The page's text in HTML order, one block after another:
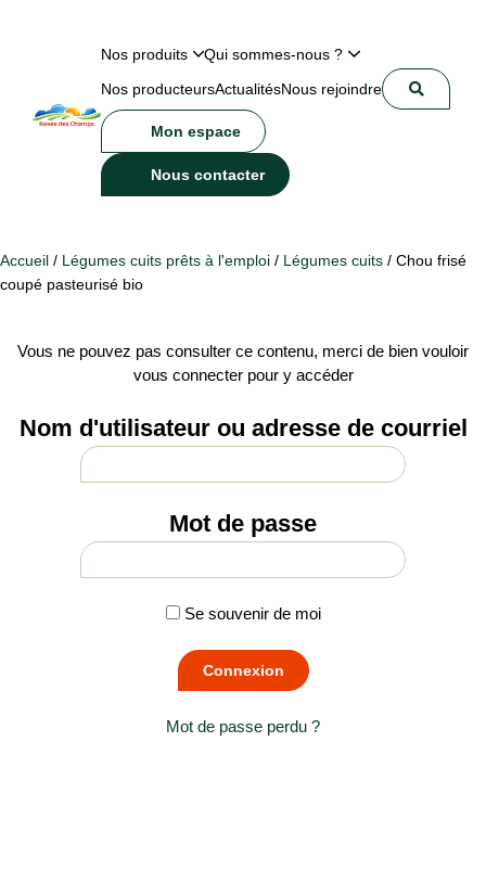
Nos produits
Qui sommes-nous ?
Nos producteursActualitésNous rejoindre
Mon espace
Nous contacter
Accueil / Légumes cuits prêts à l'emploi / Légumes cuits / Chou frisé
coupé pasteurisé bio
Vous ne pouvez pas consulter ce contenu, merci de bien vouloir
vous connecter pour y accéder
Nom d'utilisateur ou adresse de courriel
Mot de passe
Se souvenir de moi
Mot de passe perdu ?